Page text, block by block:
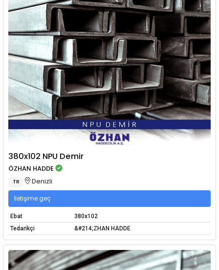
380x102 NPU Demir
ÖZHAN HADDE
TR Denizli
İletişime geç
Ebat
380x102
Tedarikçi
&#214;ZHAN HADDE